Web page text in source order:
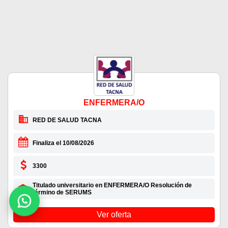
ENFERMERA/O
RED DE SALUD TACNA
Finaliza el 10/08/2026
3300
Titulado universitario en ENFERMERA/O Resolución de
término de SERUMS
Ver oferta